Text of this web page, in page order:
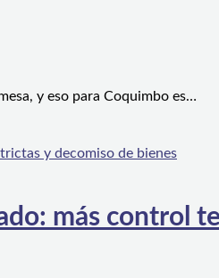
y eso para Coquimbo es…
más control